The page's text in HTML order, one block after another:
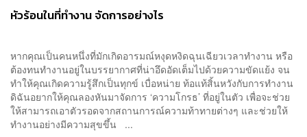
หัวร้อนในที่ทำงาน จัดการอย่างไร
หากคุณเป็นคนหนึ่งที่มักเกิดอารมณ์หงุดหงิดฉุนเฉียวเวลาทำงาน หรือ
ต้องทนทำงานอยู่ในบรรยากาศที่น่าอึดอัดเต็มไปด้วยความขัดแย้ง จน
ทำให้คุณเกิดความรู้สึกเป็นทุกข์ เบื่อหน่าย ท้อแท้สิ้นหวังกับการทำงาน
ดิฉันอยากให้คุณลองหันมาจัดการ ‘ความโกรธ’ ที่อยู่ในตัว เพื่อจะช่วย
ให้สามารถเอาตัวรอดจากสถานการณ์ความท้าทายต่างๆ และช่วยให้
ทำงานอย่างมีความสุขขึ้น ...